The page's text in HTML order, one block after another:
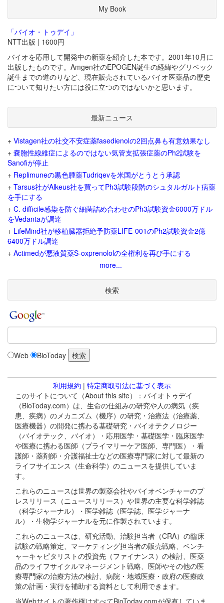
My Book
「バイオ・トゥデイ」
NTT出版 | 1600円
バイオを応用して開発中の新薬を紹介した本です。2001年10月に
出版したものです。Amgen社のEPOGEN誕生の経緯やグリベック
誕生までの道のりなど、現在販売されているバイオ医薬品の歴史
について知りたい方には役に立つのではないかと思います。
最新ニュース
+ Vistagen社の社交不安症薬fasedienolの2回点鼻も有意効果なし
+ 嚢胞性線維症によるのではない気管支拡張症薬のPh2試験を
Sanofiが停止
+ Replimuneの黒色腫薬Tudriqevを米国がとうとう承認
+ Tarsus社がAlkeus社を買ってPh3試験段階のシュタルガルト病薬
を手にする
+ C. difficile感染を防ぐ細菌詰め合わせのPh3試験資金6000万ドル
をVedantaが調達
+ LifeMind社が移植臓器拒絶予防薬LIFE-001のPh2試験資金2億
6400万ドル調達
+ Actimedが悪液質薬S-oxprenololの全権利を再び手にする
more...
検索
Web BioToday
利用規約 | 特定商取引法に基づく表示
このサイトについて（About this site）：バイオトゥデイ
（BioToday.com）は、生命の仕組みの研究や人の病気（疾
患、疾病）のメカニズム（機序）の研究・治療法（治療薬、
医療機器）の開発に携わる基礎研究・バイオテクノロジー
（バイオテック、バイオ）・応用医学・基礎医学・臨床医学
や医療に携わる医師（プライマリーケア医師、専門医）・看
護師・薬剤師・介護福祉士などの医療専門家に対して最新の
ライフサイエンス（生命科学）のニュースを提供していま
す。
これらのニュースは世界の製薬会社やバイオベンチャーのプ
レスリリース（ニュースリリース）や世界の主要な科学雑誌
（科学ジャーナル）・医学雑誌（医学誌、医学ジャーナ
ル）・生物学ジャーナルを元に作製されています。
これらのニュースは、研究活動、治験担当者（CRA）の臨床
試験の戦略策定、マーケティング担当者の販売戦略、ベンチ
ャーキャピタリストの投資先（ファイナンス）の検討、医薬
品のライフサイクルマネージメント戦略、医師やその他の医
療専門家の治療方法の検討、病院・地域医療・政府の医療政
策の計画・実行を補助する資料として利用できます。